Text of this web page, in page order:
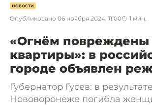
НОВОСТИ
Опубликовано 06 ноября 2024, 11:00 1 мин.
«Огнём повреждены
квартиры»: в
городе объявлен
Губернатор Гусев: в
Нововоронеже погибла